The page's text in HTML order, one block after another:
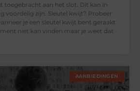
toegebracht aan het slot. Dit kan in
voordelig zijn. Sleutel kwijt? Probeer
je een sleutel kwijt bent geraakt
niet kan vinden maar je weet dat
AANBIEDINGEN